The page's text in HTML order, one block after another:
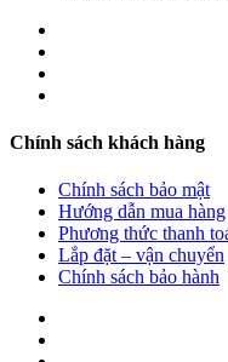
Chính sách khách hàng
Chính sách bảo mật
Hướng dẫn mua hàng
Phương thức thanh
Lắp đặt – vận chuyển
Chính sách bảo hành